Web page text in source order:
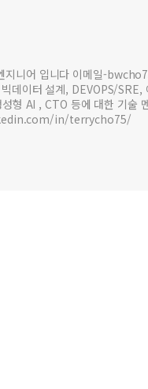
지니어 입니다 이메일-
데이터 설계, DEVOPS/SRE,
형 AI , CTO 등에 대한 기술
in/terrycho75/